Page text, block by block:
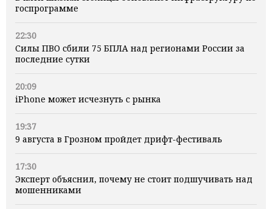
госпрограмме
22:30
Силы ПВО сбили 75 БПЛА над регионами России за
последние сутки
20:09
iPhone может исчезнуть с рынка
19:37
9 августа в Грозном пройдет дрифт-фестиваль
17:30
Эксперт объяснил, почему не стоит подшучивать над
мошенниками